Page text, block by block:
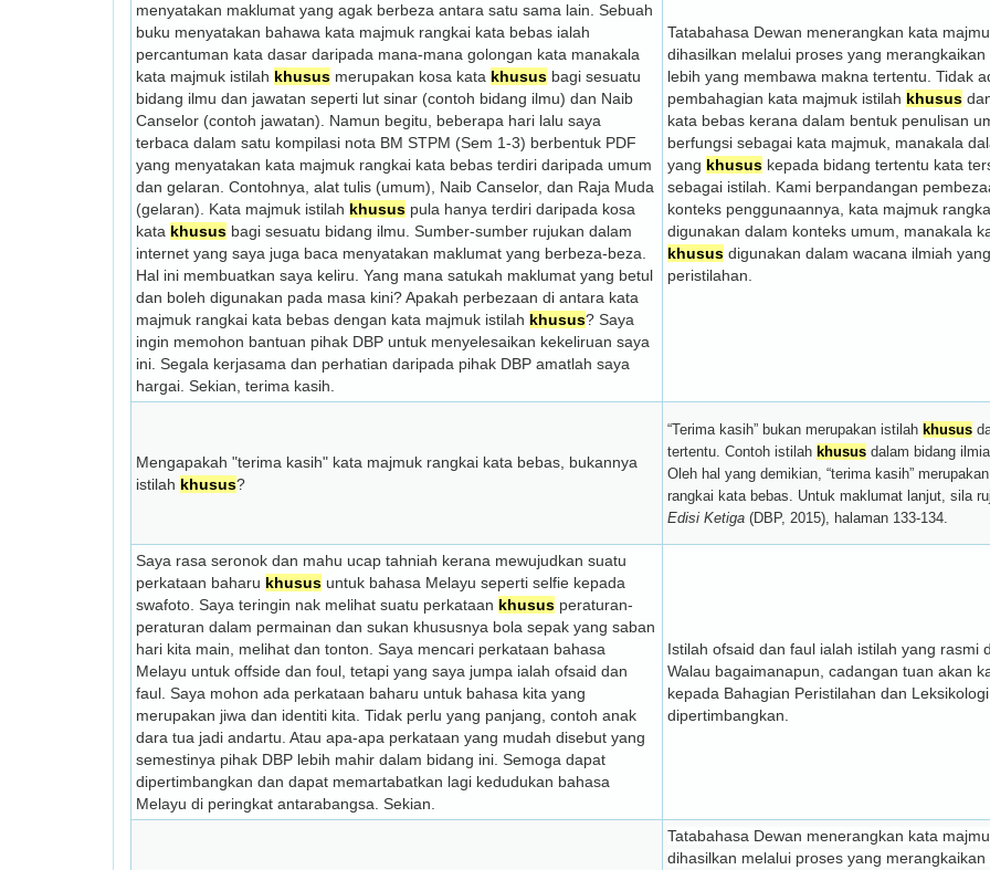
menyatakan maklumat yang agak berbeza antara satu sama lain. Sebuah
buku menyatakan bahawa kata majmuk rangkai kata bebas ialah
percantuman kata dasar daripada mana-mana golongan kata manakala
kata majmuk istilah khusus merupakan kosa kata khusus bagi sesuatu
bidang ilmu dan jawatan seperti lut sinar (contoh bidang ilmu) dan Naib
Canselor (contoh jawatan). Namun begitu, beberapa hari lalu saya
terbaca dalam satu kompilasi nota BM STPM (Sem 1-3) berbentuk PDF
yang menyatakan kata majmuk rangkai kata bebas terdiri daripada umum
dan gelaran. Contohnya, alat tulis (umum), Naib Canselor, dan Raja Muda
(gelaran). Kata majmuk istilah khusus pula hanya terdiri daripada kosa
kata khusus bagi sesuatu bidang ilmu. Sumber-sumber rujukan dalam
internet yang saya juga baca menyatakan maklumat yang berbeza-beza.
Hal ini membuatkan saya keliru. Yang mana satukah maklumat yang betul
dan boleh digunakan pada masa kini? Apakah perbezaan di antara kata
majmuk rangkai kata bebas dengan kata majmuk istilah khusus? Saya
ingin memohon bantuan pihak DBP untuk menyelesaikan kekeliruan saya
ini. Segala kerjasama dan perhatian daripada pihak DBP amatlah saya
hargai. Sekian, terima kasih.
Tatabahasa Dewan menerangkan kata
dihasilkan melalui proses yang
lebih yang membawa makna tertentu. Tidak
pembahagian kata majmuk istilah khusus
kata bebas kerana dalam bentuk penulisan
berfungsi sebagai kata majmuk, manakala
yang khusus kepada bidang tertentu kata
sebagai istilah. Kami berpandangan
konteks penggunaannya, kata majmuk
digunakan dalam konteks umum, manakala
khusus digunakan dalam wacana ilmiah
peristilahan.
Mengapakah "terima kasih" kata majmuk rangkai kata bebas, bukannya
istilah khusus?
“Terima kasih” bukan merupakan istilah khusus
tertentu. Contoh istilah khusus dalam bidang
Oleh hal yang demikian, “terima kasih”
rangkai kata bebas. Untuk maklumat lanjut, sila
Edisi Ketiga (DBP, 2015), halaman 133-134.
Saya rasa seronok dan mahu ucap tahniah kerana mewujudkan suatu
perkataan baharu khusus untuk bahasa Melayu seperti selfie kepada
swafoto. Saya teringin nak melihat suatu perkataan khusus peraturan-
peraturan dalam permainan dan sukan khususnya bola sepak yang saban
hari kita main, melihat dan tonton. Saya mencari perkataan bahasa
Melayu untuk offside dan foul, tetapi yang saya jumpa ialah ofsaid dan
faul. Saya mohon ada perkataan baharu untuk bahasa kita yang
merupakan jiwa dan identiti kita. Tidak perlu yang panjang, contoh anak
dara tua jadi andartu. Atau apa-apa perkataan yang mudah disebut yang
semestinya pihak DBP lebih mahir dalam bidang ini. Semoga dapat
dipertimbangkan dan dapat memartabatkan lagi kedudukan bahasa
Melayu di peringkat antarabangsa. Sekian.
Istilah ofsaid dan faul ialah istilah yang rasmi
Walau bagaimanapun, cadangan tuan akan
kepada Bahagian Peristilahan dan
dipertimbangkan.
Tatabahasa Dewan menerangkan kata
dihasilkan melalui proses yang